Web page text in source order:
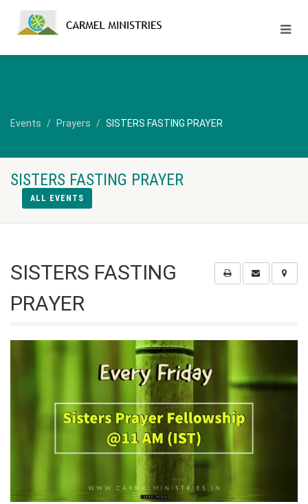
Events Prayers SISTERS FASTING PRAYER
SISTERS FASTING PRAYER
ALL EVENTS
SISTERS FASTING
PRAYER